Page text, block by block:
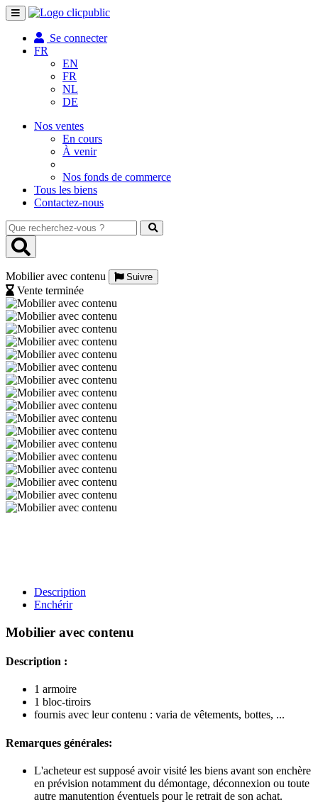
Toggle
navigation
Se connecter
FR
EN
FR
NL
DE
Nos ventes
En cours
À venir
Nos fonds de commerce
Tous les biens
Contactez-nous
Que
recherchez-
vous
Mobilier avec contenu
Suivre
Vente terminée
Description
Enchérir
Mobilier avec contenu
Description :
1 armoire
1 bloc-tiroirs
fournis avec leur contenu : varia de vêtements, bottes, ...
Remarques générales:
L'acheteur est supposé avoir visité les biens avant son enchère
en prévision notamment du démontage, déconnexion ou toute
autre manutention éventuels pour le retrait de son achat.